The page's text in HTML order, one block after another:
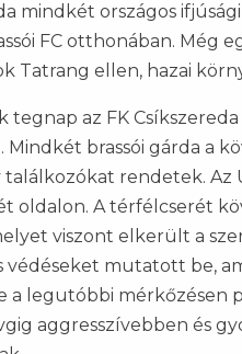
mindkét országos
FC otthonában. Még
Tatrang ellen, hazai
tegnap az FK Csíkszereda
Mindkét brassói gárda a
rendetek. Az
oldalon. A térfélcserét
viszont elkerült a
védéseket mutatott be,
a legutóbbi mérkőzésen
aggresszívebben és